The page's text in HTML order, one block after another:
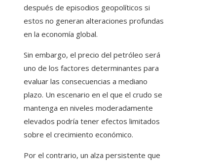
después de episodios geopolíticos si
estos no generan alteraciones profundas
en la economía global.
Sin embargo, el precio del petróleo será
uno de los factores determinantes para
evaluar las consecuencias a mediano
plazo. Un escenario en el que el crudo se
mantenga en niveles moderadamente
elevados podría tener efectos limitados
sobre el crecimiento económico.
Por el contrario, un alza persistente que